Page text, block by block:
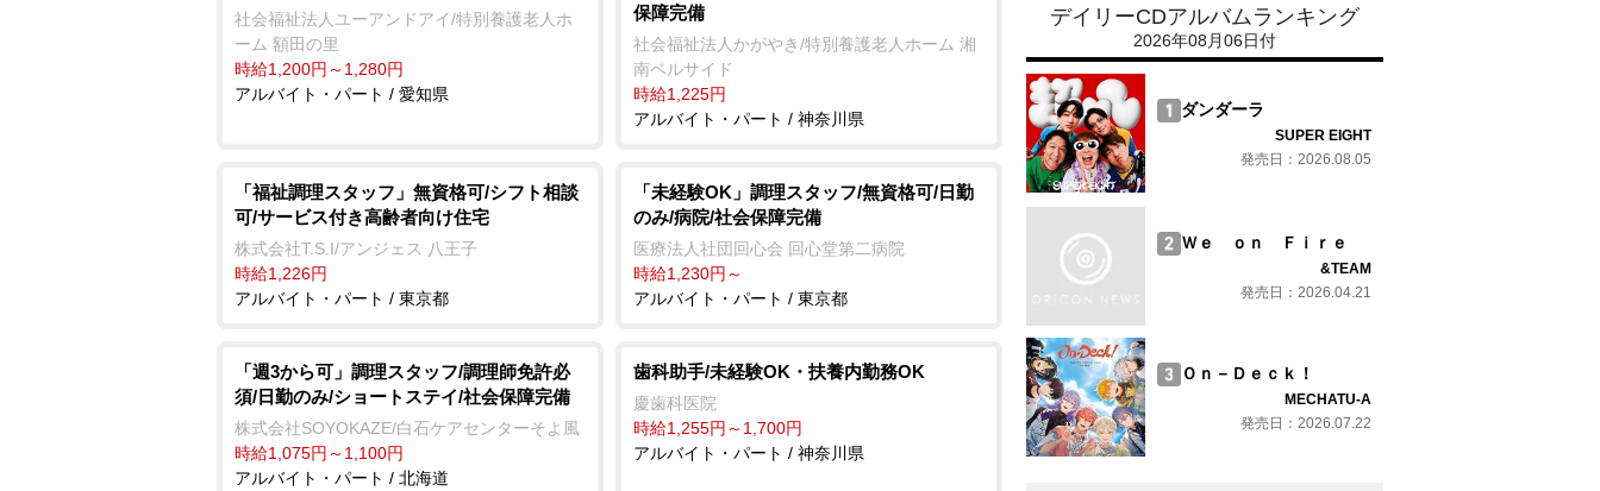
社会福祉法人ユーアンドアイ/特別養護老人ホ
ーム 額田の里
時給1,200円～1,280円
アルバイト・パート / 愛知県
保障完備
社会福祉法人かがやき/特別養護老人ホーム 湘
南ベルサイド
時給1,225円
アルバイト・パート / 神奈川県
「福祉調理スタッフ」無資格可/シフト相談
可/サービス付き高齢者向け住宅
株式会社T.S.I/アンジェス 八王子
時給1,226円
アルバイト・パート / 東京都
「未経験OK」調理スタッフ/無資格可/日勤
のみ/病院/社会保障完備
医療法人社団回心会 回心堂第二病院
時給1,230円～
アルバイト・パート / 東京都
「週3から可」調理スタッフ/調理師免許必
須/日勤のみ/ショートステイ/社会保障完備
株式会社SOYOKAZE/白石ケアセンターそよ風
時給1,075円～1,100円
アルバイト・パート / 北海道
歯科助手/未経験OK・扶養内勤務OK
慶歯科医院
時給1,255円～1,700円
アルバイト・パート / 神奈川県
デイリーCDアルバムランキング
2026年08月06日付
ダンダーラ
SUPER EIGHT
発売日：2026.08.05
Ｗｅ ｏｎ Ｆｉｒｅ
&TEAM
発売日：2026.04.21
Ｏｎ－Ｄｅｃｋ！
MECHATU-A
発売日：2026.07.22